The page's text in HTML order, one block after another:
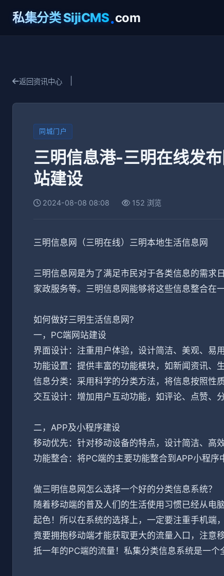
私集分类 SijiCMS.com
返回资讯中心
同城门户
三明信息港-三明在线发
站建设
2024-08-08 08:08 152 浏览
三明信息网（三明在线）三明本地生活信息网
三明信息网是为了满足市民对于各类信息的需求
家政服务等。三明信息网能够将这些信息整合在
如何做好三明生活信息网?
一，PC端网站建设
界面设计：注重用户体验，设计简洁、美观、易用
功能设置：提供丰富的功能模块，如新闻资讯、
信息分类：采用科学的分类方法，将信息按照性
交互设计：增加用户互动功能，如评论、点赞、
二，APP及小程序建设
移动优先：针对移动设备的特点，设计简洁、高
功能整合：将PC端的主要功能整合到APP小程序
做三明信息网怎么选择一个好的分类信息系统？
随着移动端的普及人们的生活使用习惯已经从电
起色！所以在系统的选择上，一定要注重手机端
竟要拥抱移动端才能获取更大的流量入口，注意
抵一年的PC端的流量！私集分类信息系统是一个